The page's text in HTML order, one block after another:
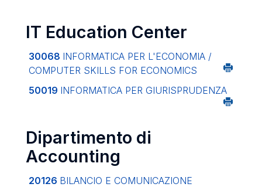
IT Education Center
30068 INFORMATICA PER L'ECONOMIA /
COMPUTER SKILLS FOR ECONOMICS
50019 INFORMATICA PER GIURISPRUDENZA
Dipartimento di
Accounting
20126 BILANCIO E COMUNICAZIONE